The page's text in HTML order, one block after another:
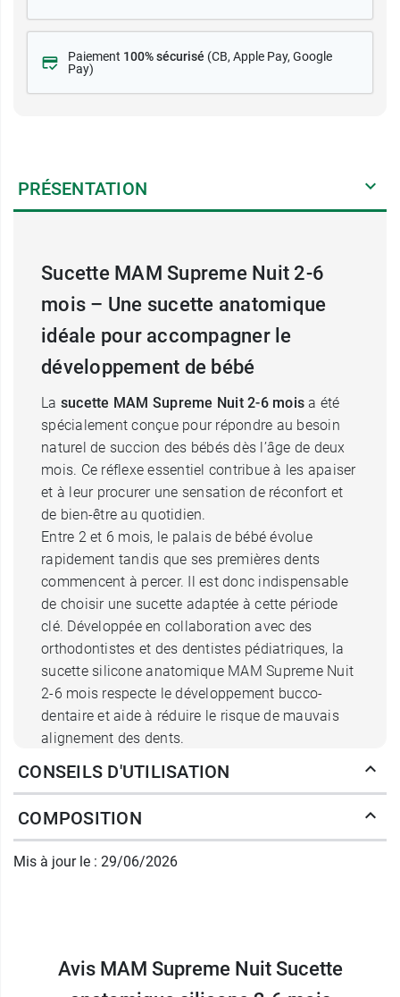
Paiement 100% sécurisé (CB, Apple Pay, Google
Pay)
PRÉSENTATION
Sucette MAM Supreme Nuit 2-6
mois – Une sucette anatomique
idéale pour accompagner le
développement de bébé
La sucette MAM Supreme Nuit 2-6 mois a été
spécialement conçue pour répondre au besoin
naturel de succion des bébés dès l’âge de deux
mois. Ce réflexe essentiel contribue à les apaiser
et à leur procurer une sensation de réconfort et
de bien-être au quotidien.
Entre 2 et 6 mois, le palais de bébé évolue
rapidement tandis que ses premières dents
commencent à percer. Il est donc indispensable
de choisir une sucette adaptée à cette période
clé. Développée en collaboration avec des
orthodontistes et des dentistes pédiatriques, la
sucette silicone anatomique MAM Supreme Nuit
2-6 mois respecte le développement bucco-
dentaire et aide à réduire le risque de mauvais
alignement des dents.
Sucette silicone 2-6 mois MAM
Supreme Nuit – Une téterelle ultra
fine et une collerette aérée
bouche de bébé, dans un sens comme dans
l'autre, sans entraver le confort ni le bon
CONSEILS D'UTILISATION
COMPOSITION
Mis à jour le : 29/06/2026
Avis MAM Supreme Nuit Sucette